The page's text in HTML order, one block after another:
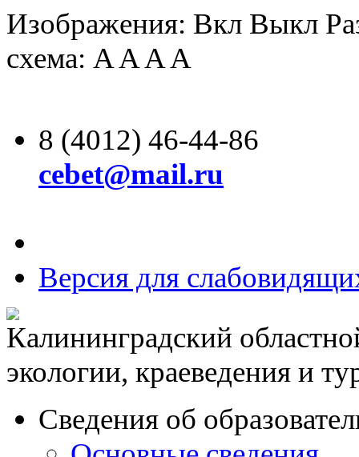
Изображения: Вкл Выкл
схема: AAAA
8 (4012) 46-44-86
cebet@mail.ru
Версия для
Калининградский
экологии, краеведения и
Сведения об